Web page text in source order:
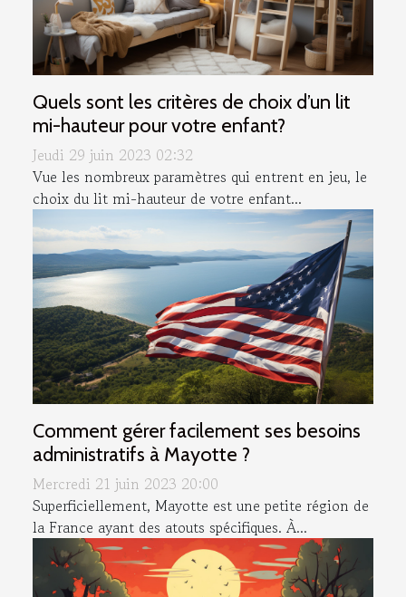
Quels sont les critères de choix d’un lit
mi-hauteur pour votre enfant?
Jeudi 29 juin 2023 02:32
Vue les nombreux paramètres qui entrent en jeu, le
choix du lit mi-hauteur de votre enfant...
Comment gérer facilement ses besoins
administratifs à Mayotte ?
Mercredi 21 juin 2023 20:00
Superficiellement, Mayotte est une petite région de
la France ayant des atouts spécifiques. À...